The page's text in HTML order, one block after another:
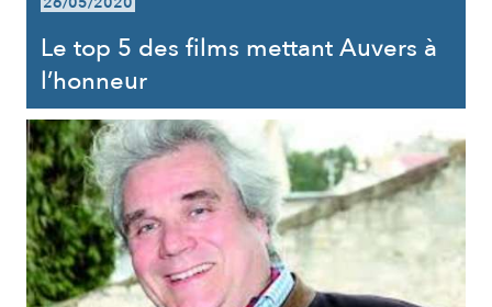
Le top 5 des films mettant Auvers à
l’honneur